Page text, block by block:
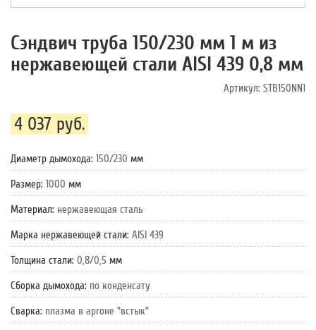
Сэндвич труба 150/230 мм 1 м из
нержавеющей стали AISI 439 0,8 мм
Артикул: STB150NN1
4 037 руб.
Диаметр дымохода: 150/230 мм
Размер: 1000 мм
Материал: нержавеющая сталь
Марка нержавеющей стали: AISI 439
Толщина стали: 0,8/0,5 мм
Сборка дымохода: по конденсату
Сварка: плазма в аргоне "встык"